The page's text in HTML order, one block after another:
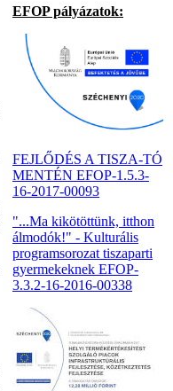
EFOP pályázatok:
FEJLŐDÉS A TISZA-TÓ
MENTÉN EFOP-1.5.3-
16-2017-00093
"...Ma kikötöttünk, itthon
álmodók!" - Kulturális
programsorozat tiszaparti
gyermekeknek EFOP-
3.3.2-16-2016-00338